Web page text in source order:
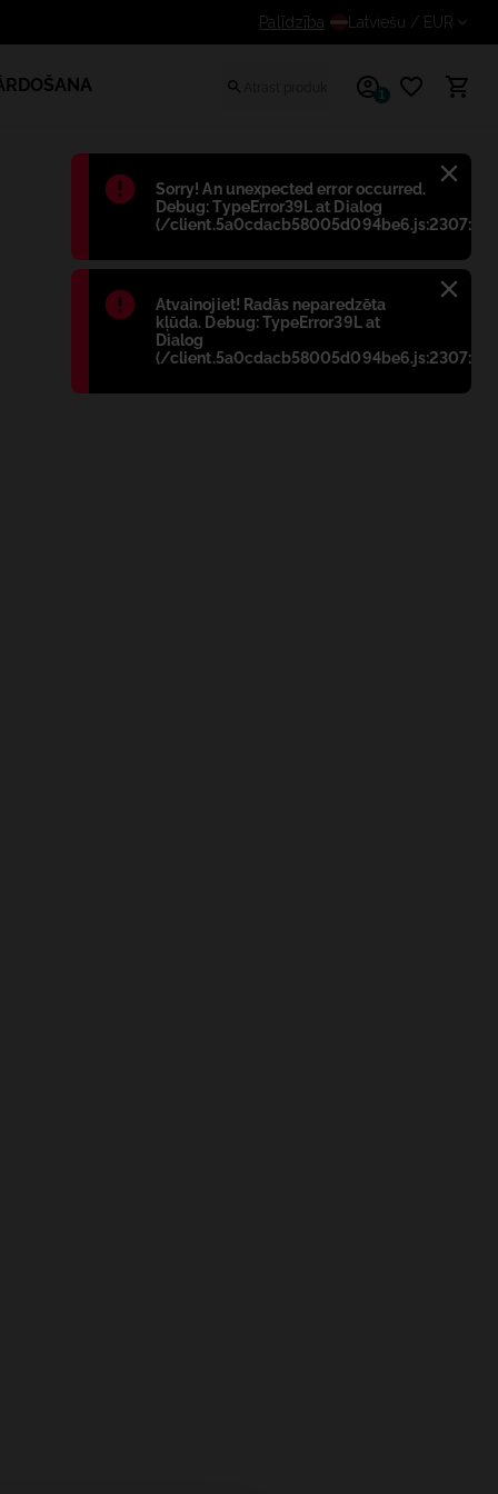
Błąd:
Sorry! An unexpected error occurred.
Debug: TypeError39L at Dialog
(/
Błąd:
Atvainojiet! Radās neparedzēta
kļūda. Debug: TypeError39L at
Dialog
(/
Saņem papildus atlaidi reģistrētiem lietotājiem
Palīdzība Latviešu / EUR
1